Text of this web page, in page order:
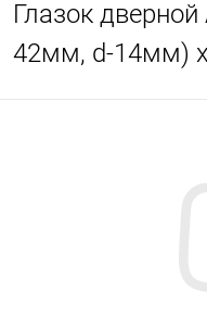
Глазок
42мм, d-14мм)